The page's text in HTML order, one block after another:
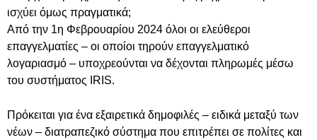
ισχύει όμως πραγματικά;
Από την 1η Φεβρουαρίου 2024 όλοι οι ελεύθεροι
επαγγελματίες – οι οποίοι τηρούν επαγγελματικό
λογαριασμό – υποχρεούνται να δέχονται πληρωμές μέσω
του συστήματος IRIS.
Πρόκειται για ένα εξαιρετικά δημοφιλές – ειδικά μεταξύ των
νέων – διατραπεζικό σύστημα που επιτρέπει σε πολίτες και